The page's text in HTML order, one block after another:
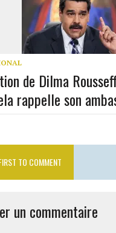
de Dilma
rappelle son
TO COMMENT
un commentaire